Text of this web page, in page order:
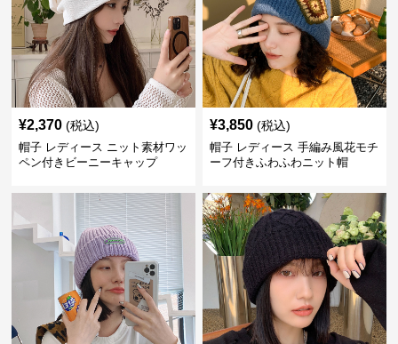
¥2,370 (税込)
帽子 レディース ニット素材ワッ
ペン付きビーニーキャップ
¥3,850 (税込)
帽子 レディース 手編み風花モチ
ーフ付きふわふわニット帽